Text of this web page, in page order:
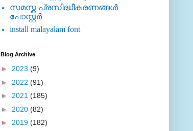
സമസ്ത പ്രസിദ്ധീകരണങ്ങള്‍
പോസ്റ്റര്‍
install malayalam font
Blog Archive
► 2023 (9)
► 2022 (91)
► 2021 (185)
► 2020 (82)
► 2019 (182)